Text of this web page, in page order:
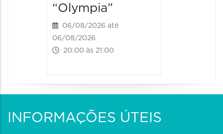
“Olympia”
06/08/2026 até
06/08/2026
20:00 às 21:00
INFORMAÇÕES ÚTEIS